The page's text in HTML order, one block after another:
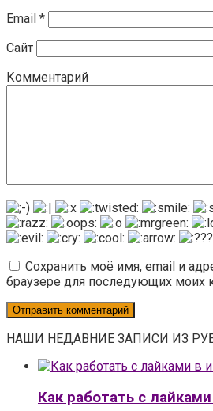
Email *
Сайт
Комментарий
Сохранить моё имя, email и
браузере для последующих моих
НАШИ НЕДАВНИЕ ЗАПИСИ ИЗ
Как работать с